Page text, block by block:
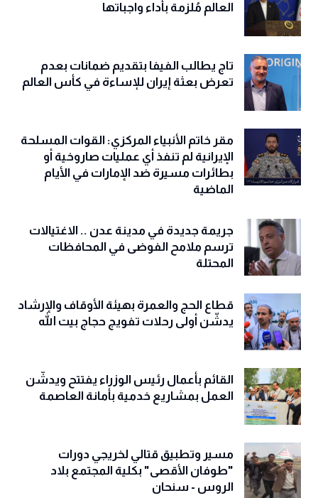
العالم مُلزمة بأداء واجباتها
تاج يطالب الفيفا بتقديم ضمانات بعدم
تعرض بعثة إيران للإساءة في كأس العالم
مقر خاتم الأنبياء المركزي: القوات المسلحة
الإيرانية لم تنفذ أي عمليات صاروخية أو
بطائرات مسيرة ضد الإمارات في الأيام
الماضية
جريمة جديدة في مدينة عدن .. الاغتيالات
ترسم ملامح الفوضى في المحافظات
المحتلة
قطاع الحج والعمرة بهيئة الأوقاف والإرشاد
يدشّن أولى رحلات تفويج حجاج بيت الله
القائم بأعمال رئيس الوزراء يفتتح ويدشّن
العمل بمشاريع خدمية بأمانة العاصمة
مسير وتطبيق قتالي لخريجي دورات
"طوفان الأقصى" بكلية المجتمع بلاد
الروس - سنحان